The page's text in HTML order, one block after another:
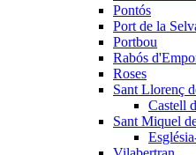
Pontós
Port de la
Portbou
Rabós
Roses
Sant Llorenç
Castell
Sant Miquel